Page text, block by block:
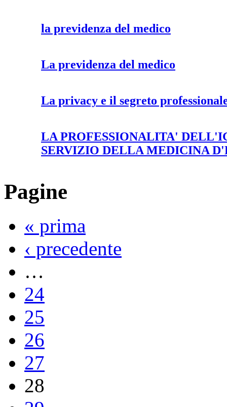
la previdenza del medico
La previdenza del medico
La privacy e il segreto
LA PROFESSIONALITA'
SERVIZIO DELLA MEDICINA
Pagine
« prima
‹ precedente
…
24
25
26
27
28